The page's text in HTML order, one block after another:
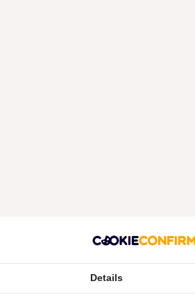
Details